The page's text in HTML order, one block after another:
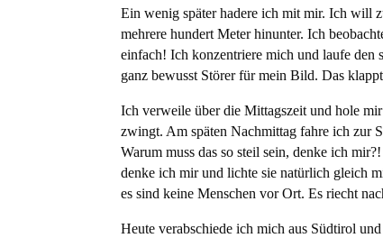
Ein wenig später hadere ich mit mir. Ich will
mehrere hundert Meter hinunter. Ich
einfach! Ich konzentriere mich und laufe den
ganz bewusst Störer für mein Bild. Das
Ich verweile über die Mittagszeit und hole
zwingt. Am späten Nachmittag fahre ich zur
Warum muss das so steil sein, denke ich mir?!
denke ich mir und lichte sie natürlich gleich
es sind keine Menschen vor Ort. Es riecht
Heute verabschiede ich mich aus Südtirol